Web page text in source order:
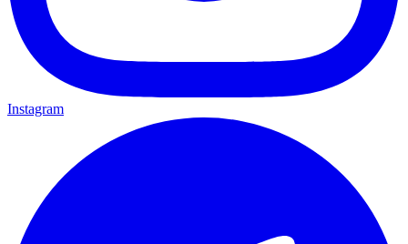
Instagram